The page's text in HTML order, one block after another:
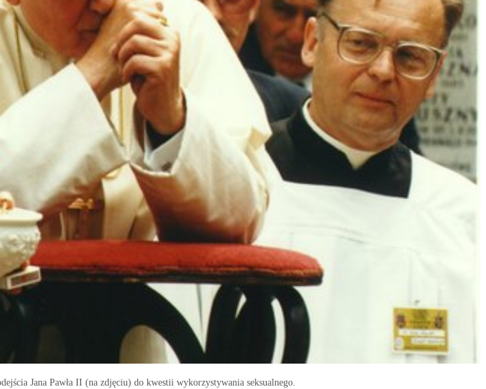
Jana Pawła II (na zdjęciu) do kwestii wykorzystywania seksualnego.